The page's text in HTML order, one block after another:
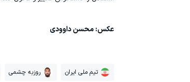
عکس: محسن داوودی
تیم ملی ایران روزبه چشمی